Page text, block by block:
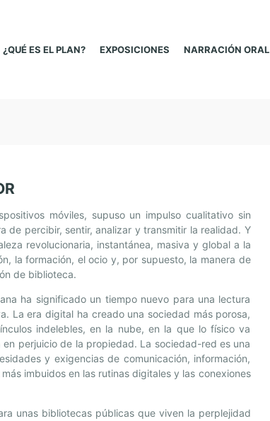
¿QUÉ ES EL PLAN? EXPOSICIONES NARRACIÓN ORAL
móviles, supuso un impulso cualitativo sin
de percibir, sentir, analizar y transmitir la realidad. Y
revolucionaria, instantánea, masiva y global a la
la formación, el ocio y, por supuesto, la manera de
de biblioteca.
ha significado un tiempo nuevo para una lectura
La era digital ha creado una sociedad más porosa,
indelebles, en la nube, en la que lo físico va
perjuicio de la propiedad. La sociedad-red es una
y exigencias de comunicación, información,
imbuidos en las rutinas digitales y las conexiones
unas bibliotecas públicas que viven la perplejidad